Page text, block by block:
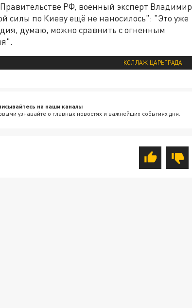
РФ, военный эксперт Владимир
силы по Киеву ещё не наносилось": "Это уже
думаю, можно сравнить с огненным
КОЛЛАЖ ЦАРЬГРАДА.
на наши каналы
узнавайте о главных новостях и важнейших событиях дня.